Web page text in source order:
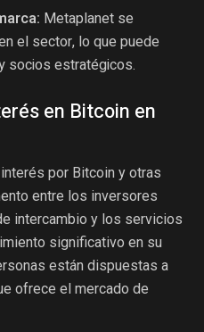
Metaplanet se
el sector, lo que puede
socios estratégicos.
en Bitcoin en
por Bitcoin y otras
entre los inversores
intercambio y los servicios
significativo en su
están dispuestas a
ofrece el mercado de